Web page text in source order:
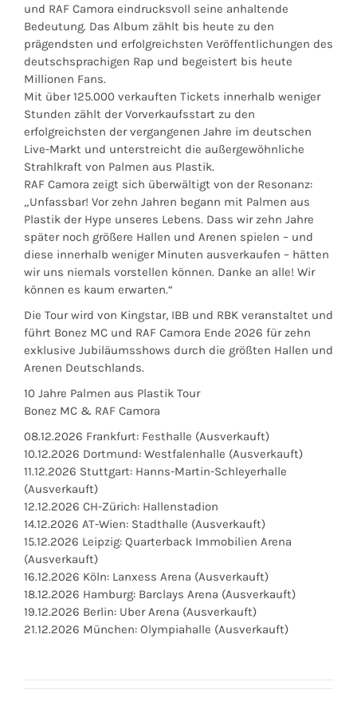
und RAF Camora eindrucksvoll seine anhaltende
Bedeutung. Das Album zählt bis heute zu den
prägendsten und erfolgreichsten Veröffentlichungen des
deutschsprachigen Rap und begeistert bis heute
Millionen Fans.
Mit über 125.000 verkauften Tickets innerhalb weniger
Stunden zählt der Vorverkaufsstart zu den
erfolgreichsten der vergangenen Jahre im deutschen
Live-Markt und unterstreicht die außergewöhnliche
Strahlkraft von Palmen aus Plastik.
RAF Camora zeigt sich überwältigt von der Resonanz:
„Unfassbar! Vor zehn Jahren begann mit Palmen aus
Plastik der Hype unseres Lebens. Dass wir zehn Jahre
später noch größere Hallen und Arenen spielen – und
diese innerhalb weniger Minuten ausverkaufen – hätten
wir uns niemals vorstellen können. Danke an alle! Wir
können es kaum erwarten.“
Die Tour wird von Kingstar, IBB und RBK veranstaltet und
führt Bonez MC und RAF Camora Ende 2026 für zehn
exklusive Jubiläumsshows durch die größten Hallen und
Arenen Deutschlands.
10 Jahre Palmen aus Plastik Tour
Bonez MC & RAF Camora
08.12.2026 Frankfurt: Festhalle (Ausverkauft)
10.12.2026 Dortmund: Westfalenhalle (Ausverkauft)
11.12.2026 Stuttgart: Hanns-Martin-Schleyerhalle
(Ausverkauft)
12.12.2026 CH-Zürich: Hallenstadion
14.12.2026 AT-Wien: Stadthalle (Ausverkauft)
15.12.2026 Leipzig: Quarterback Immobilien Arena
(Ausverkauft)
16.12.2026 Köln: Lanxess Arena (Ausverkauft)
18.12.2026 Hamburg: Barclays Arena (Ausverkauft)
19.12.2026 Berlin: Uber Arena (Ausverkauft)
21.12.2026 München: Olympiahalle (Ausverkauft)